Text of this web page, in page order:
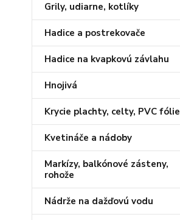
Grily, udiarne, kotlíky
Hadice a postrekovače
Hadice na kvapkovú závlahu
Hnojivá
Krycie plachty, celty, PVC fólie
Kvetináče a nádoby
Markízy, balkónové zásteny,
rohože
Nádrže na dažďovú vodu